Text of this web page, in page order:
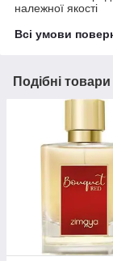
належної якості
Всі умови
Подібні товари